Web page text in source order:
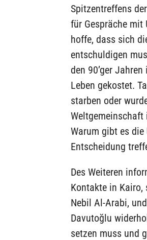
Spitzentreffens
für Gespräche mit
hoffe, dass sich
entschuldigen
den 90’ger
Leben gekostet.
starben oder
Weltgemeinschaft
Warum gibt es
Entscheidung
Des Weiteren
Kontakte in Kairo,
Nebil Al-Arabi,
Davutoğlu
setzen muss und